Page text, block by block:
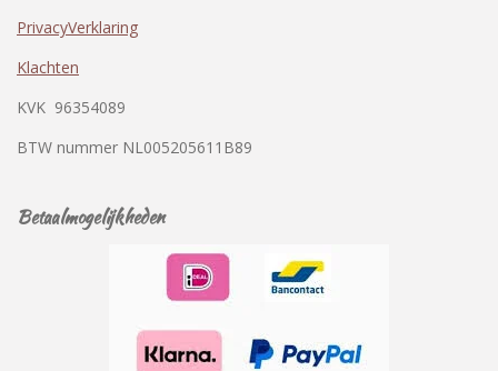
PrivacyVerklaring
Klachten
KVK 96354089
BTW nummer NL005205611B89
Betaalmogelijkheden